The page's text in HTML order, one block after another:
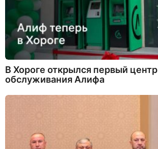
В Хороге открылся первый центр
обслуживания Алифа